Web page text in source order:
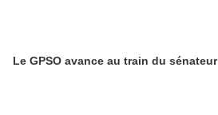
Le GPSO avance au train du sénateur